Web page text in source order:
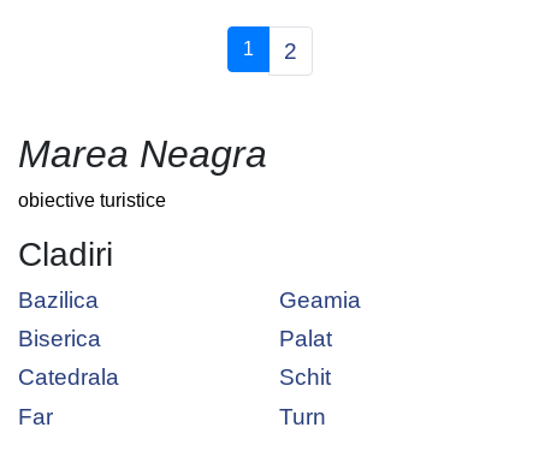
1(current)
2
Marea Neagra
obiective turistice
Cladiri
Bazilica
Biserica
Catedrala
Far
Geamia
Palat
Schit
Turn